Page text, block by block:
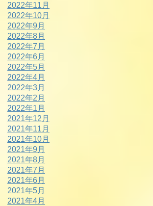
2022年11月
2022年10月
2022年9月
2022年8月
2022年7月
2022年6月
2022年5月
2022年4月
2022年3月
2022年2月
2022年1月
2021年12月
2021年11月
2021年10月
2021年9月
2021年8月
2021年7月
2021年6月
2021年5月
2021年4月